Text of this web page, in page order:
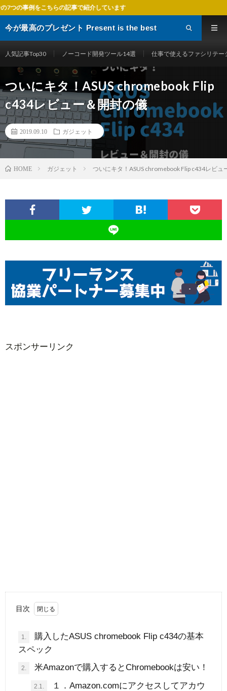
ています
今が最高のプレゼント Present is the best
人気記事Top30 ノーコード開発ツール14選 仕事で使えるファシリテー
ついにキタ！ASUS chromebook Flip
c434レビュー＆開封の儀
2019.09.10 ガジェット
HOME ガジェット ついにキタ！ASUS chromebook Flip c434レビ
スポンサーリンク
目次
1.
購入したASUS chromebook Flip c434の基本
スペック
2. 米Amazonで購入するとChromebookは安い！
2.1.
１．Amazon.comにアクセスしてアカウ